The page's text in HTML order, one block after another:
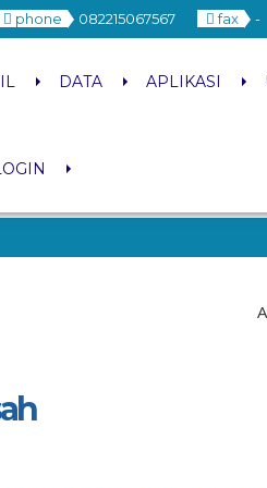
phone 082215067567 fax -
DATA APLIKASI